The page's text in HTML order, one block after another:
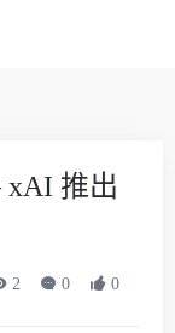
xAI 推出
2 0 0